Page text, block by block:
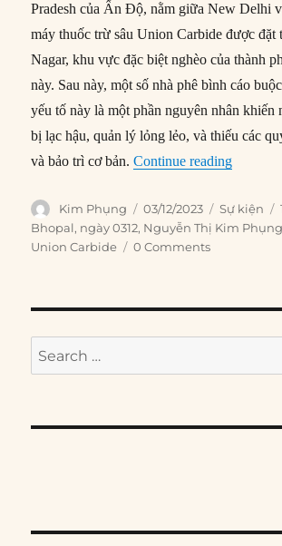
Pradesh của Ấn Độ, nằm giữa New Delhi
máy thuốc trừ sâu Union Carbide được đặt
Nagar, khu vực đặc biệt nghèo của thành
này. Sau này, một số nhà phê bình cáo
yếu tố này là một phần nguyên nhân khiến
bị lạc hậu, quản lý lỏng lẻo, và thiếu các
và bảo trì cơ bản.Continue reading“03/12/
Author
Kim Phụng
Posted
on
03/12/2023 Categories
Sự kiện
Bhopal, ngày 0312, Nguyễn Thị Kim Phụng
Union Carbide
0 Comments
Search
for: